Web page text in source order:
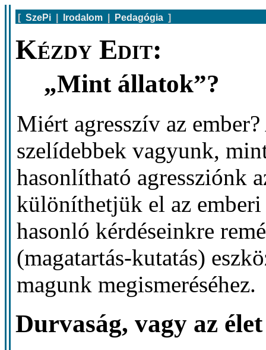
[ SzePi Irodalom Pedagógia ]
Kézdy Edit:
„Mint állatok”?
Miért agresszív az
szelídebbek vagyunk,
hasonlítható agressziónk
különíthetjük el az emberi
hasonló kérdéseinkre
(magatartás-kutatás)
magunk megismeréséhez.
Durvaság, vagy az